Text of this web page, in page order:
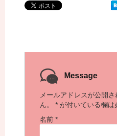
Message
メールアドレスが公開
ん。
* が付いている欄は
名前 *